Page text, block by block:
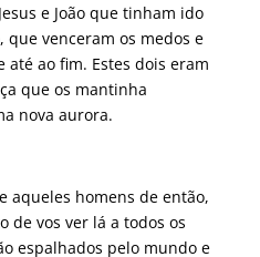
e João que tinham ido
que venceram os medos e
ao fim. Estes dois eram
que os mantinha
nova aurora.
aqueles homens de então,
de vos ver lá a todos os
espalhados pelo mundo e